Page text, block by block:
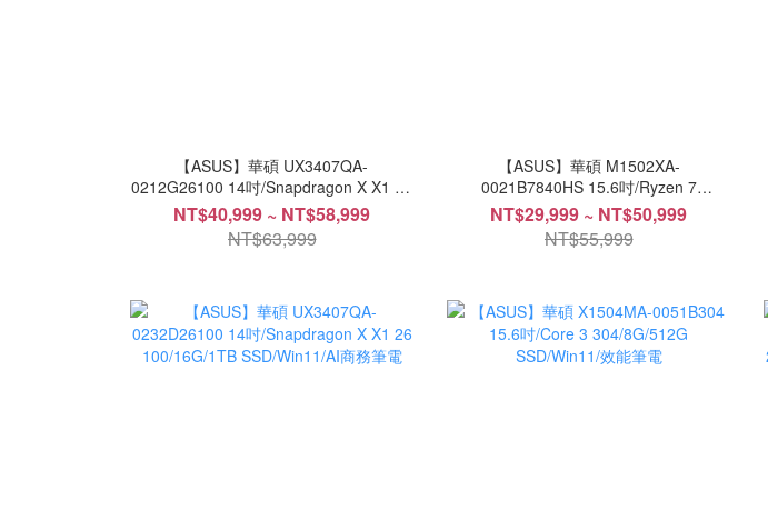
【ASUS】華碩 UX3407QA-
0212G26100 14吋/Snapdragon X X1 26
100/16G/512G SSD/Win11/AI商務筆電
NT$40,999 ~ NT$58,999
NT$63,999
【ASUS】華碩 M1502XA-
0021B7840HS 15.6吋/Ryzen 7
7840HS/8G/512G SSD/Win11/ 效能筆電
NT$29,999 ~ NT$50,999
NT$55,999